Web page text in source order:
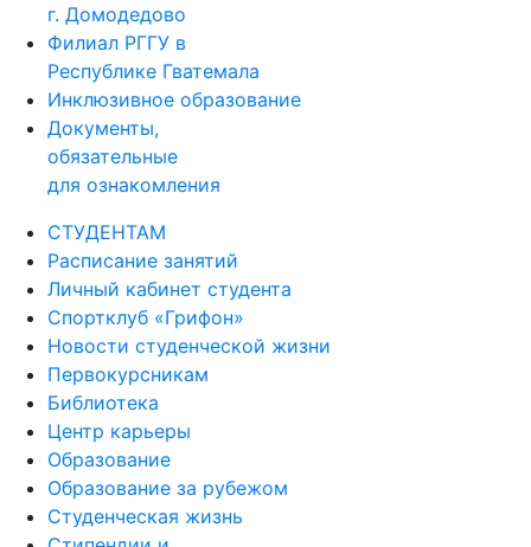
г. Домодедово
Филиал РГГУ в
Республике Гватемала
Инклюзивное образование
Документы,
обязательные
для ознакомления
СТУДЕНТАМ
Расписание занятий
Личный кабинет студента
Спортклуб «Грифон»
Новости студенческой жизни
Первокурсникам
Библиотека
Центр карьеры
Образование
Образование за рубежом
Студенческая жизнь